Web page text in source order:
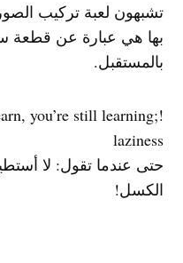
تشبهون لعبة تركيب
بها هي عبارة عن قطعة
بالمستقبل.
you’re still learning;
laziness
حتى عندما تقول: لا
الكسل!